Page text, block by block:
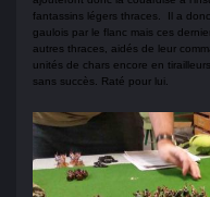
fantassins légers thraces. Il a
gaulois par le flanc mais ces
autres thraces, aidés de leur
unités de chars encore en
sans succès. Raté pour lui.